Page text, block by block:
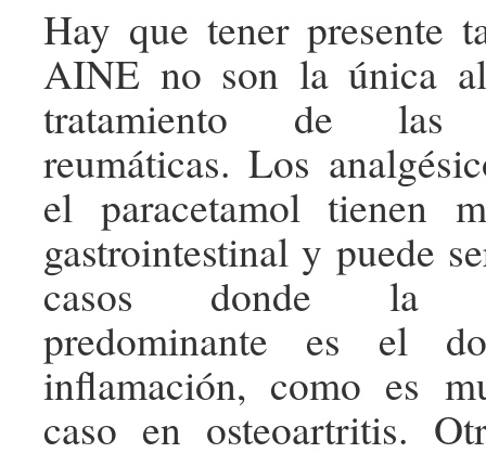
Hay que tener presente
AINE no son la única
tratamiento de las
reumáticas. Los
el paracetamol tienen
gastrointestinal y puede
casos donde la
predominante es el
inflamación, como es
caso en osteoartritis.